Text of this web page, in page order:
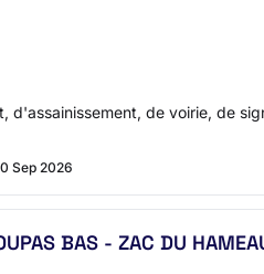
de voirie, de
Sep 2026
BAS - ZAC DU